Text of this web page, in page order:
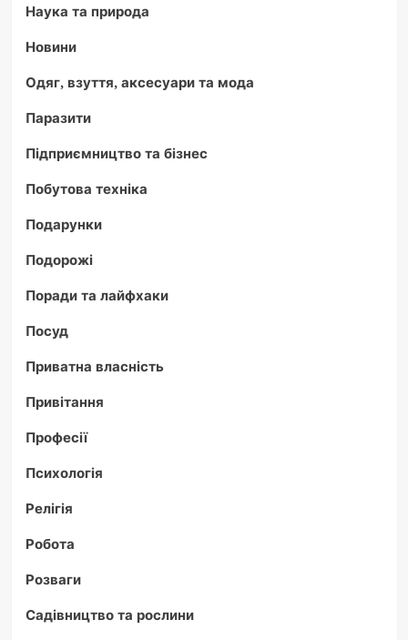
Наука та природа
Новини
Одяг, взуття, аксесуари та мода
Паразити
Підприємництво та бізнес
Побутова техніка
Подарунки
Подорожі
Поради та лайфхаки
Посуд
Приватна власність
Привітання
Професії
Психологія
Релігія
Робота
Розваги
Садівництво та рослини